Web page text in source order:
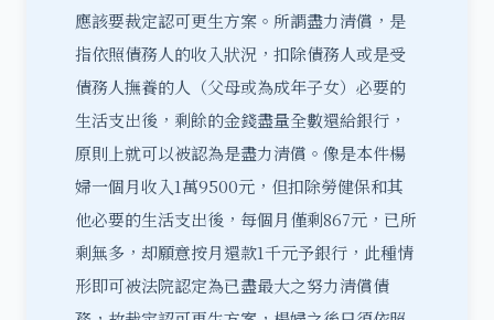
應該要裁定認可更生方案。所謂盡力清償，是
指依照債務人的收入狀況，扣除債務人或是受
債務人撫養的人（父母或為成年子女）必要的
生活支出後，剩餘的金錢盡量全數還給銀行，
原則上就可以被認為是盡力清償。像是本件楊
婦一個月收入1萬9500元，但扣除勞健保和其
他必要的生活支出後，每個月僅剩867元，已所
剩無多，却願意按月還款1千元予銀行，此種情
形即可被法院認定為已盡最大之努力清償債